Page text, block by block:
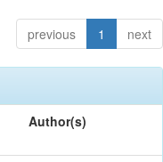
previous 1 next
Author(s)